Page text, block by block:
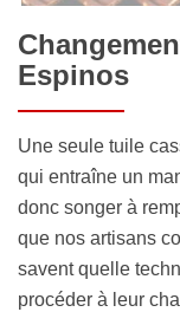
Espinos
Une seule tuile
qui entraîne un
donc songer à
que nos artisans
savent quelle
procéder à leur